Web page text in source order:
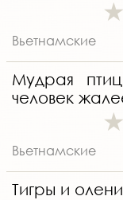
Вьетнамские
Мудрая
человек
Вьетнамские
Тигры и